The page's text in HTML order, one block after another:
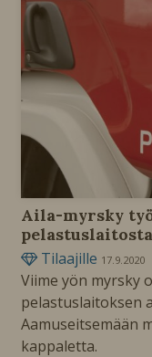
Aila-myrsky
pelastuslaitosta
Tilaajille 17.9.2020
Viime yön myrsky
pelastuslaitoksen
Aamuseitsemään
kappaletta.